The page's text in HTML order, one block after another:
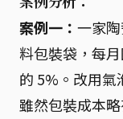
案例一： 一家
料包裝袋，每
的 5%。改用氣
雖然包裝成本